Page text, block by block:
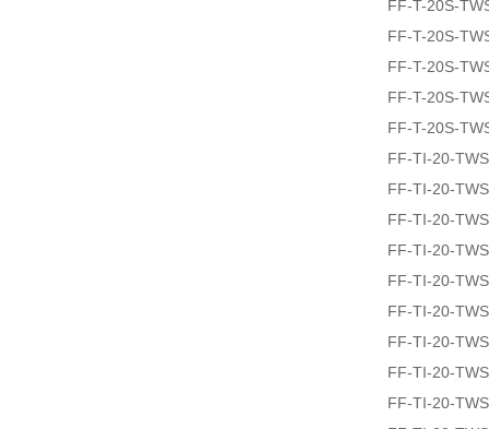
FF-T-20S-
FF-T-20S-
FF-T-20S-
FF-T-20S-
FF-T-20S-
FF-TI-20-
FF-TI-20-
FF-TI-20-
FF-TI-20-
FF-TI-20-
FF-TI-20-
FF-TI-20-
FF-TI-20-
FF-TI-20-